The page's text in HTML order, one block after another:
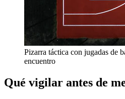
Pizarra táctica con jugadas de
encuentro
Qué vigilar antes de